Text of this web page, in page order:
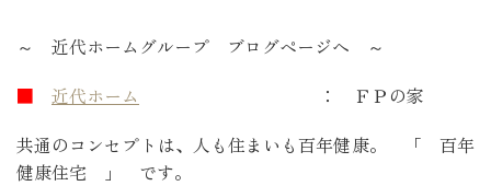
～ 近代ホームグループ ブログページへ ～
■
近代ホーム
： ＦＰの家
共通のコンセプトは、人も住まいも百年健康。 「 百年
健康住宅 」 です。